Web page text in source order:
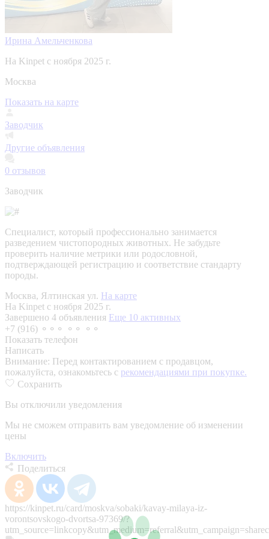
Ирина Амельченкова
На Kinpet c ноября 2025 г.
Москва
Показать на карте
Заводчик
Другие объявления
0 отзывов
Заводчик
Специалист, который профессионально занимается
разведением чистопородных животных. Не забудьте
проверить наличие метрики или родословной,
подтверждающей регистрацию и соответствие стандарту
породы.
Москва, Ялтинская ул. На карте
На Kinpet c ноября 2025 г.
Завершено 4 объявления Еще 10 активных
+7 (916) ⚬⚬⚬ ⚬⚬ ⚬⚬
Показать телефон
Написать
Внимание: Перед контактированием с продавцом,
пожалуйста, ознакомьтесь с рекомендациями при покупке.
Сохранить
Вы отключили уведомления
Мы не сможем отправить вам уведомление об изменении
цены
Включить
Поделиться
https://kinpet.ru/card/moskva/sobaki/kavay-milaya-iz-
vorontsovskogo-dvortsa-97369/?